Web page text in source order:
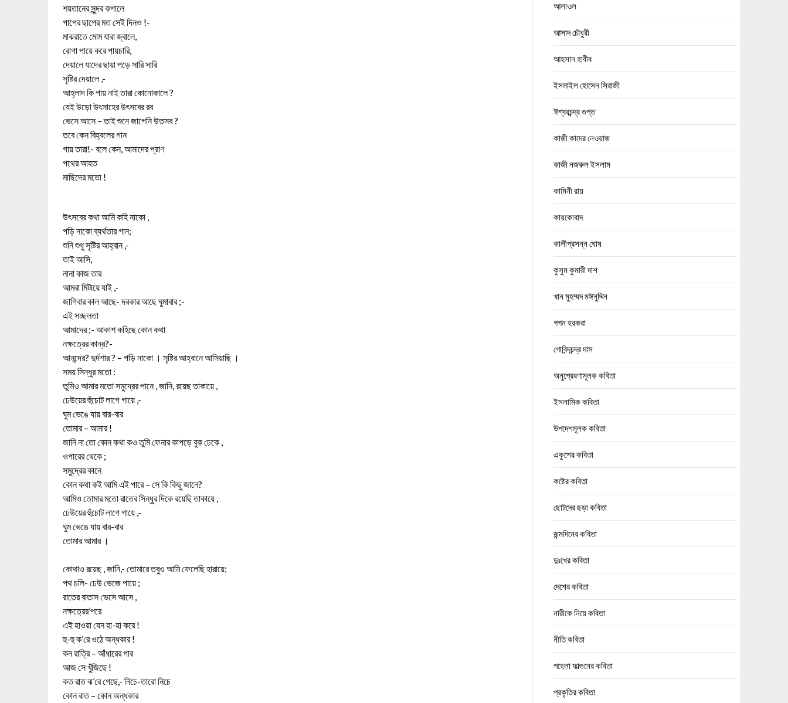
শয়তানের সুন্দর কপালে
পাপের ছাপের মত সেই দিনও !-
মাঝরাতে মোম যারা জ্বালে,
রোগা পায়ে করে পায়চারি,
দেয়ালে যাদের ছায়া পড়ে সারি সারি
সৃষ্টির দেয়ালে ,-
আহ্লাদ কি পায় নাই তারা কোনোকালে ?
যেই উড়ো উৎসাহের উৎসবের রব
ভেসে আসে – তাই শুনে জাগেনি উতসব ?
তবে কেন বিহ্বলের গান
গায় তারা!- বলে কেন, আমাদের প্রাণ
পথের আহত
মাছিদের মতো !
উৎসবের কথা আমি কহি নাকো ,
পড়ি নাকো ব্যর্থতার গান;
শুনি শুধু সৃষ্টির আহ্বান ,-
তাই আসি,
নানা কাজ তার
আমরা মিটায়ে যাই ,-
জাগিবার কাল আছে- দরকার আছে ঘুমাবার ;-
এই সচ্ছলতা
আমাদের ;- আকাশ কহিছে কোন কথা
নক্ষত্রের কান্র?-
আনন্দের? দুর্দশার ? – পড়ি নাকো । সৃষ্টির আহ্বানে আসিয়াছি ।
সময় সিন্ধুর মতো :
তুমিও আমার মতো সমুদ্রের পানে , জানি, রয়েছ তাকায়ে ,
ঢেউয়ের হুঁচোট লাগে গায়ে ,-
ঘুম ভেঙে যায় বার-বার
তোমার – আমার !
জানি না তো কোন কথা কও তুমি ফেনার কাপড়ে বুক ঢেকে ,
ওপারের থেকে ;
সমুদ্রের কানে
কোন কথা কই আমি এই পারে – সে কি কিছু জানে?
আমিও তোমার মতো রাতের সিন্ধুর দিকে রয়েছি তাকায়ে ,
ঢেউয়ের হুঁচোট লাগে গায়ে ,-
ঘুম ভেঙে যায় বার-বার
তোমার আমার ।
কোথাও রয়েছ , জানি,- তোমারে তবুও আমি ফেলেছি হারায়ে;
পথ চলি- ঢেউ ভেজে পায়ে ;
রাতের বাতাস ভেসে আসে ,
নক্ষত্রের’পরে
এই হাওয়া যেন হা-হা করে !
হু-হু ক’রে ওঠে অন্ধকার !
কন রাত্রি – আঁধারের পার
আজ সে খুঁজিছে !
কত রাত ঝ’রে গেছে,- নিচে-তারো নিচে
কোন রাত – কোন অন্ধকার
আলাওল
আসাদ চৌধুরী
আহসান হাবীব
ইসমাইল হোসেন সিরাজী
ঈশ্বরচন্দ্র গুপ্ত
কাজী কাদের নেওয়াজ
কাজী নজরুল ইসলাম
কামিনী রায়
কায়কোবাদ
কালীপ্রসন্ন ঘোষ
কুসুম কুমারী দাশ
খান মুহম্মদ মঈনুদ্দিন
গগন হরকরা
গোবিন্দচন্দ্র দাস
অনুপ্রেরণামূলক কবিতা
ইসলামিক কবিতা
উপদেশমূলক কবিতা
একুশের কবিতা
কষ্টের কবিতা
ছোটদের ছড়া কবিতা
জন্মদিনের কবিতা
দুঃখের কবিতা
দেশের কবিতা
নারীকে নিয়ে কবিতা
নীতি কবিতা
পহেলা ফাল্গুনের কবিতা
প্রকৃতির কবিতা